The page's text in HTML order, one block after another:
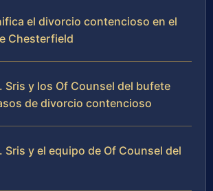
el divorcio contencioso en el
Chesterfield
Sris y los Of Counsel del bufete
de divorcio contencioso
Sris y el equipo de Of Counsel del